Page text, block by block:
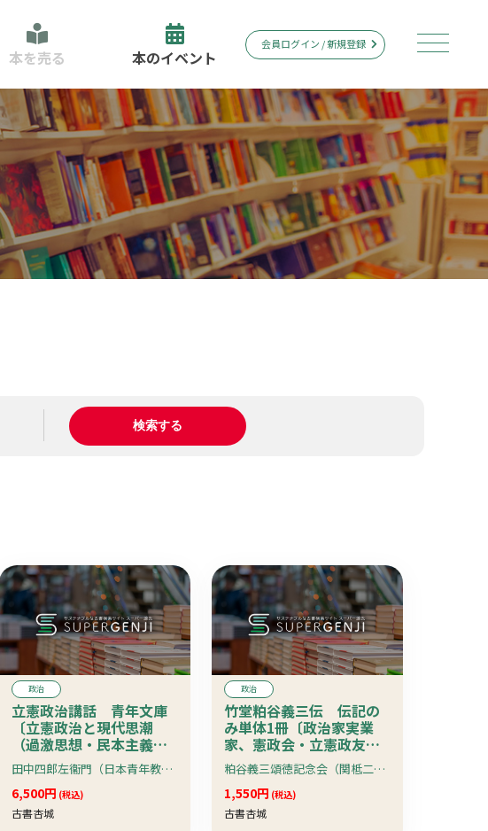
本を売る 本のイベント
会員ログイン / 新規登録
政治
立憲政治講話 青年文庫
〔立憲政治と現代思潮
（過激思想・民本主義
等）含〕 珍本 田中四郎左衞門（日本青年教育会）編 序：沢柳政太郎 凡例：日本青年教育会編輯局
6,500円 (税込)
古書杏城
政治
竹堂粕谷義三伝 伝記の
み単体1冊〔政治家実業
家、憲政会・立憲政友会
等〕 粕谷義三頌徳記念会（関柢二）編
1,550円 (税込)
古書杏城